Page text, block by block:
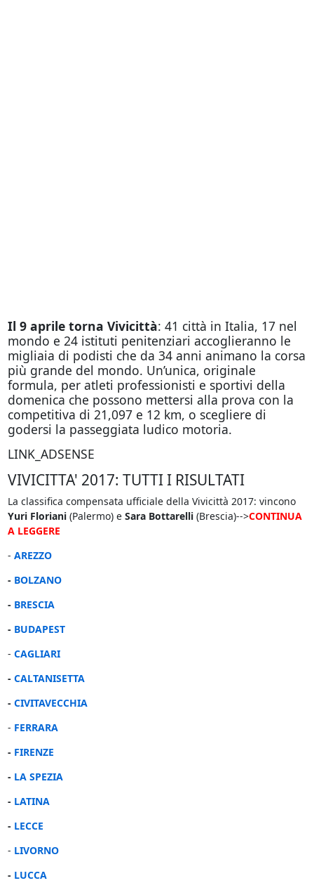
Il 9 aprile torna Vivicittà: 41 città in Italia, 17 nel
mondo e 24 istituti penitenziari accoglieranno le
migliaia di podisti che da 34 anni animano la corsa
più grande del mondo. Un’unica, originale
formula, per atleti professionisti e sportivi della
domenica che possono mettersi alla prova con la
competitiva di 21,097 e 12 km, o scegliere di
godersi la passeggiata ludico motoria.
LINK_ADSENSE
VIVICITTA' 2017: TUTTI I RISULTATI
La classifica compensata ufficiale della Vivicittà 2017: vincono
Yuri Floriani(Palermo) e Sara Bottarelli (Brescia)-->CONTINUA
A LEGGERE
- AREZZO
- BOLZANO
- BRESCIA
- BUDAPEST
- CAGLIARI
- CALTANISETTA
- CIVITAVECCHIA
- FERRARA
- FIRENZE
- LA SPEZIA
- LATINA
- LECCE
- LIVORNO
- LUCCA